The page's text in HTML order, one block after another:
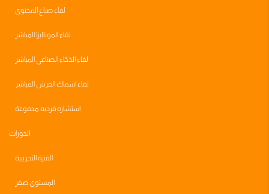
لقاء صناع المحتوى
لقاء الموناليزا المباشر
لقاء الذكاء الصناعي المباشر
لقاء اسماك القرش المباشر
استشاره فرديه مدفوعة
الدورات
الفترة التجريبية
المستوى صفر